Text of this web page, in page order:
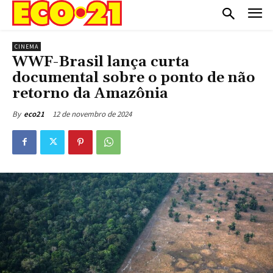
CINEMA
WWF-Brasil lança curta
documental sobre o ponto de não
retorno da Amazônia
By eco21 12 de novembro de 2024